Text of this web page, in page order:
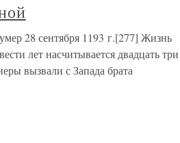
28 сентября 1193 г.[277] Жизнь
лет насчитывается двадцать три
вызвали с Запада брата